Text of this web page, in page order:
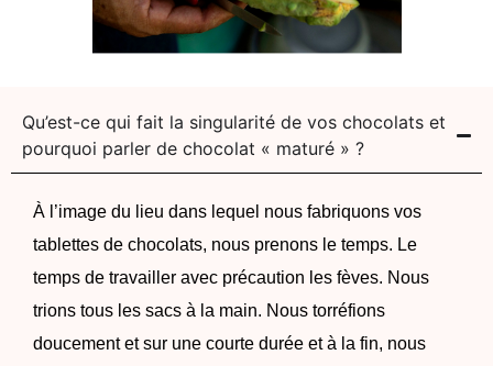
Qu’est-ce qui fait la singularité de vos chocolats et
pourquoi parler de chocolat « maturé » ?
À l’image du lieu dans lequel nous fabriquons vos
tablettes de chocolats, nous prenons le temps. Le
temps de travailler avec précaution les fèves. Nous
trions tous les sacs à la main. Nous torréfions
doucement et sur une courte durée et à la fin, nous